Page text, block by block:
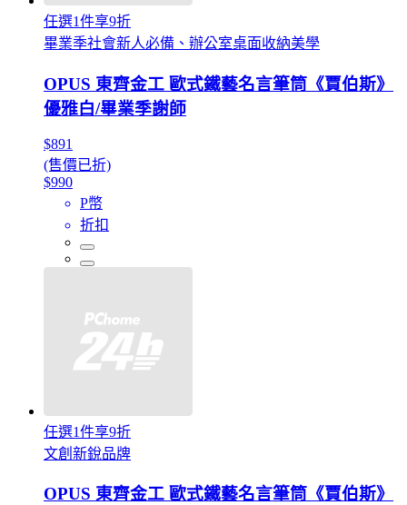
任選1件享9折
畢業季社會新人必備、辦公室桌面收納美學
OPUS 東齊金工 歐式鐵藝名言筆筒《賈伯斯》
優雅白/畢業季謝師
$891
(售價已折)
$990
P幣
折扣
任選1件享9折
文創新銳品牌
OPUS 東齊金工 歐式鐵藝名言筆筒《賈伯斯》